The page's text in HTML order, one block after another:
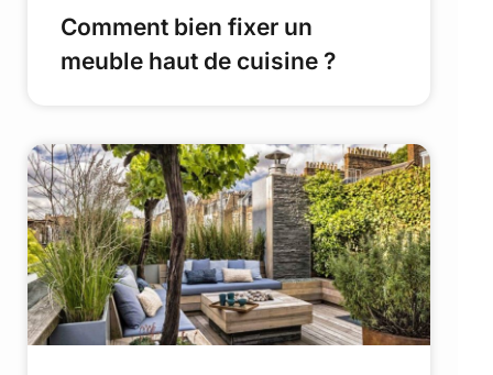
Comment bien fixer un
meuble haut de cuisine ?